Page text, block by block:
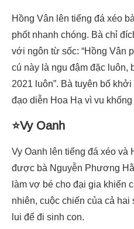
Hồng Vân lên tiếng đá xéo
phốt nhanh chóng. Bà chỉ
với ngôn từ sốc: “Hồng Vân
cú này là ngu đậm đặc luôn,
2021 luôn”. Bà tuyên bố
đạo diễn Hoa Hạ vì vu
⭐Vy Oanh
Vy Oanh lên tiếng đá xéo và
được bà Nguyễn Phương
làm vợ bé cho đại gia khiến
nhiên, cuộc chiến của cả hai
lui để đi sinh con.